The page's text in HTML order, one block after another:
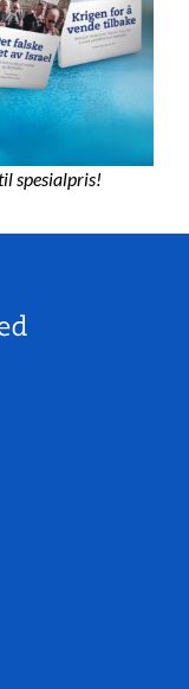
spesialpris!